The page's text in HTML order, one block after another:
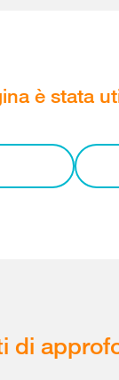
è stata
di